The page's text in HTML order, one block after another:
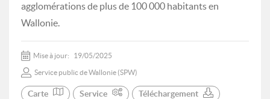
agglomérations de plus de 100 000 habitants en
Wallonie.
Mise à jour: 19/05/2025
Service public de Wallonie (SPW)
Carte Service Téléchargement